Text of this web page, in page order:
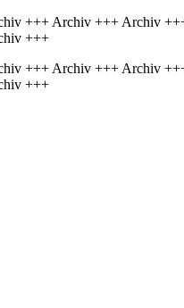
+++ Archiv +++ Archiv
+++
+++ Archiv +++ Archiv
+++